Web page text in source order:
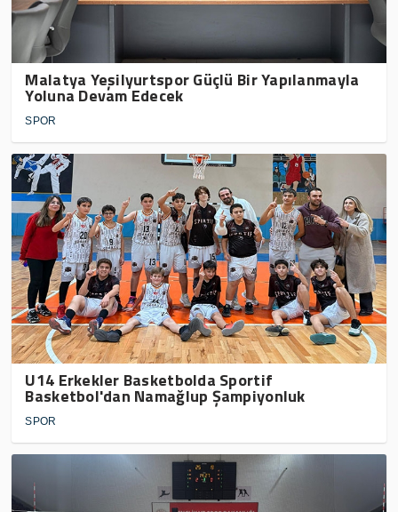
Malatya Yeşilyurtspor Güçlü Bir Yapılanmayla
Yoluna Devam Edecek
SPOR
U14 Erkekler Basketbolda Sportif
Basketbol'dan Namağlup Şampiyonluk
SPOR